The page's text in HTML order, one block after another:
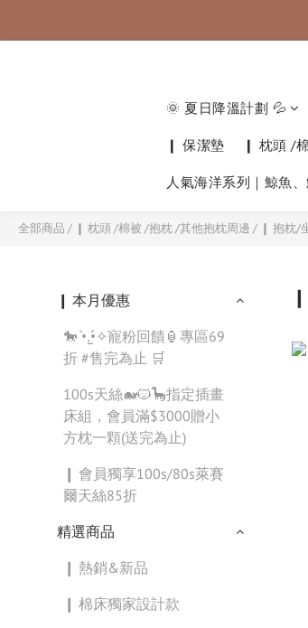
🌞 夏日降溫計劃 💦
❙ 保潔墊 ❙ 枕頭 /
人氣海洋系列｜鯨魚
全部商品 / ❙ 枕頭 /棉被 /抱枕 /其他抱枕周邊 / ❙ 抱枕/
❙ 本月優惠
🐎 •̀.̫•́✧寵粉回饋🏮專區69
折 #售完為止 🛒
100s天絲🐋🐱🦕指定插畫
床組，會員滿$3000贈小
方枕一顆(送完為止)
❙ 會員獨享100s/80s萊賽
爾天絲85折
精選商品
❙ 熱銷&新品
❙ 棉床獨家設計款